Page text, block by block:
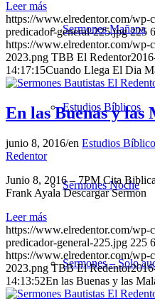
Sermones Mañana
Estudios Bíblicos
Sermones Noche
Sermones – Solo
Leer más
https://www.elredentor.com/wp-
predicador-general-225.jpg 225
https://www.elredentor.com/wp-
2023.png TBB El Redentor
14:17:15Cuando Llega El Dia
En las Buenas y las
junio 8, 2016/en Estudios
Redentor
Junio 8, 2016 – 7PM Cita
Frank Ayala Descargar Sermon
Leer más
https://www.elredentor.com/wp-
predicador-general-225.jpg 225
https://www.elredentor.com/wp-
2023.png TBB El Redentor
14:13:52En las Buenas y las